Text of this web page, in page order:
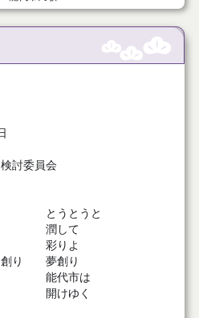
討委員会
とうとうと
潤して
彩りよ
夢創り
代市は
けゆく